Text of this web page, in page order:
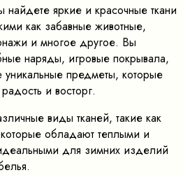
яркие и красочные ткани
как забавные животные,
и многое другое. Вы
наряды, игровые покрывала,
уникальные предметы, которые
и восторг.
виды тканей, такие как
обладают теплыми и
для зимних изделий